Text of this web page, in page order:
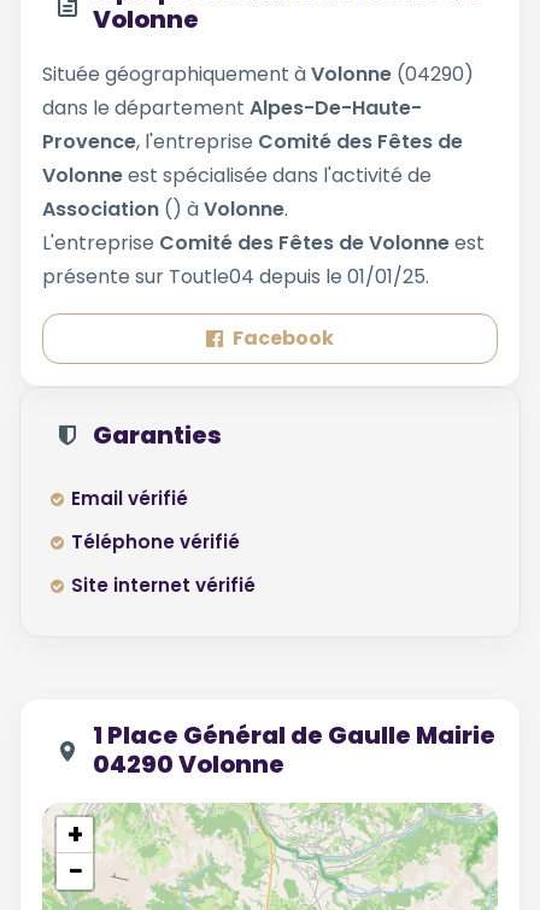
Volonne
Située géographiquement àVolonne (04290)
dans le département Alpes-De-Haute-
Provence, l'entreprise Comité des Fêtes de
Volonneest spécialisée dans l'activité de
Association () àVolonne.
L'entreprise Comité des Fêtes de Volonneest
présente sur Toutle04 depuis le 01/01/25.
Facebook
Garanties
Email vérifié
Téléphone vérifié
Site internet vérifié
1 Place Général de Gaulle Mairie
04290 Volonne
+
−